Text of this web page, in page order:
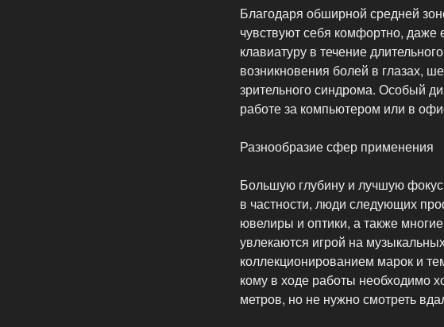
Благодаря обширной средней
чувствуют себя комфортно, даже
клавиатуру в течение
возникновения болей в глазах,
зрительного синдрома. Особый
работе за компьютером или в
Разнообразие сфер применения
Большую глубину и лучшую
в частности, люди следующих
ювелиры и оптики, а также
увлекаются игрой на
коллекционированием марок и
кому в ходе работы необходимо
метров, но не нужно смотреть